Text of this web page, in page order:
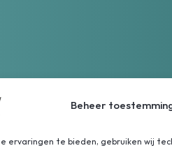
Beheer
ervaringen te bieden, gebruiken wij